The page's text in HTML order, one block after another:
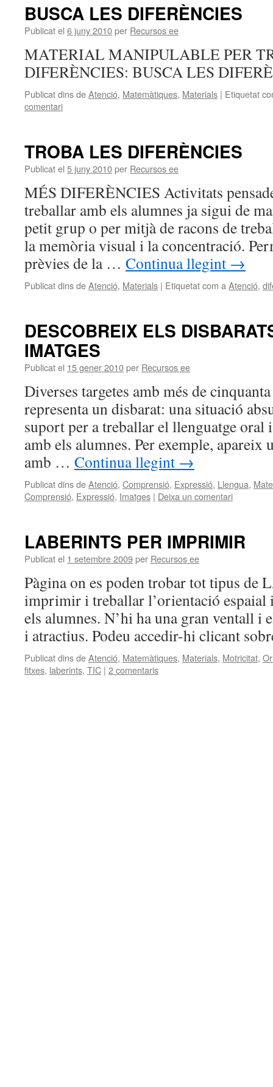
BUSCA LES DIFERÈNCIES
Publicat el 6 juny 2010per Recursos ee
MATERIAL MANIPULABLE PER
DIFERÈNCIES: BUSCA LES
Publicat dins deAtenció, Matemàtiques, Materials | Etiquetat
comentari
TROBA LES DIFERÈNCIES
Publicat el 5 juny 2010per Recursos ee
MÉS DIFERÈNCIES Activitats
treballar amb els alumnes ja sigui de
petit grup o per mitjà de racons de
la memòria visual i la concentració.
prèvies de la … Continua llegint →
Publicat dins deAtenció, Materials | Etiquetat com a Atenció,
DESCOBREIX ELS
IMATGES
Publicat el 15 gener 2010per Recursos ee
Diverses targetes amb més de
representa un disbarat: una situació
suport per a treballar el llenguatge oral
amb els alumnes. Per exemple, apareix
amb … Continua llegint →
Publicat dins deAtenció, Comprensió, Expressió, Llengua,
Comprensió, Expressió, Imatges | Deixa un comentari
LABERINTS PER IMPRIMIR
Publicat el 1 setembre 2009per Recursos ee
Pàgina on es poden trobar tot tipus de
imprimir i treballar l’orientació espaial
els alumnes. N’hi ha una gran ventall i
i atractius. Podeu accedir-hi clicant
Publicat dins deAtenció, Matemàtiques, Materials, Motricitat,
fitxes, laberints, TIC | 2 comentaris